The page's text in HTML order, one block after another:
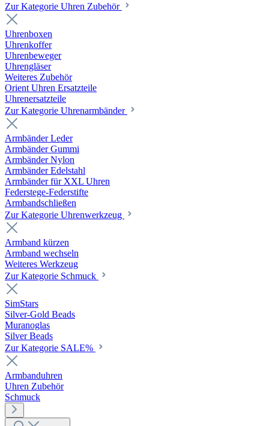
Zur Kategorie Uhren Zubehör
Uhrenboxen
Uhrenkoffer
Uhrenbeweger
Uhrengläser
Weiteres Zubehör
Orient Uhren Ersatzteile
Uhrenersatzteile
Zur Kategorie Uhrenarmbänder
Armbänder Leder
Armbänder Gummi
Armbänder Nylon
Armbänder Edelstahl
Armbänder für XXL Uhren
Federstege-Federstifte
Armbandschließen
Zur Kategorie Uhrenwerkzeug
Armband kürzen
Armband wechseln
Weiteres Werkzeug
Zur Kategorie Schmuck
SimStars
Silver-Gold Beads
Muranoglas
Silver Beads
Zur Kategorie SALE%
Armbanduhren
Uhren Zubehör
Schmuck